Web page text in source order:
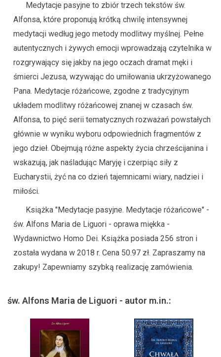
Medytacje pasyjne to zbiór trzech tekstów św.
Alfonsa, które proponują krótką chwilę intensywnej
medytacji według jego metody modlitwy myślnej. Pełne
autentycznych i żywych emocji wprowadzają czytelnika w
rozgrywający się jakby na jego oczach dramat męki i
śmierci Jezusa, wzywając do umiłowania ukrzyżowanego
Pana. Medytacje różańcowe, zgodne z tradycyjnym
układem modlitwy różańcowej znanej w czasach św.
Alfonsa, to pięć serii tematycznych rozważań powstałych
głównie w wyniku wyboru odpowiednich fragmentów z
jego dzieł. Obejmują różne aspekty życia chrześcijanina i
wskazują, jak naśladując Maryję i czerpiąc siły z
Eucharystii, żyć na co dzień tajemnicami wiary, nadziei i
miłości.
Książka "Medytacje pasyjne. Medytacje różańcowe" -
św. Alfons Maria de Liguori - oprawa miękka -
Wydawnictwo Homo Dei. Książka posiada 256 stron i
została wydana w 2018 r. Cena 50.97 zł. Zapraszamy na
zakupy! Zapewniamy szybką realizację zamówienia.
św. Alfons Maria de Liguori - autor m.in.: